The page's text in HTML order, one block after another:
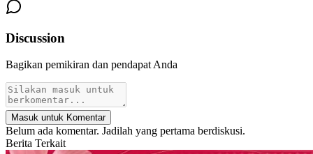
Discussion
Bagikan pemikiran dan pendapat Anda
Masuk untuk Komentar
Belum ada komentar. Jadilah yang pertama berdiskusi.
Berita Terkait